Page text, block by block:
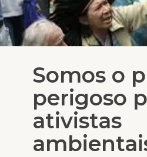
Somos o
perigoso
ativistas